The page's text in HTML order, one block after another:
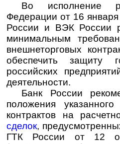
Во исполнение
Федерации от 16
России и ВЭК России
минимальным
внешнеторговых
обеспечить защиту
российских
деятельности.
Банк России
положения
контрактов на
сделок,
ГТК России от 12